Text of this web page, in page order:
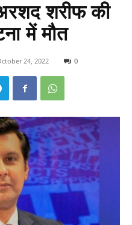
शरीफ की
में मौत
24, 2022 0